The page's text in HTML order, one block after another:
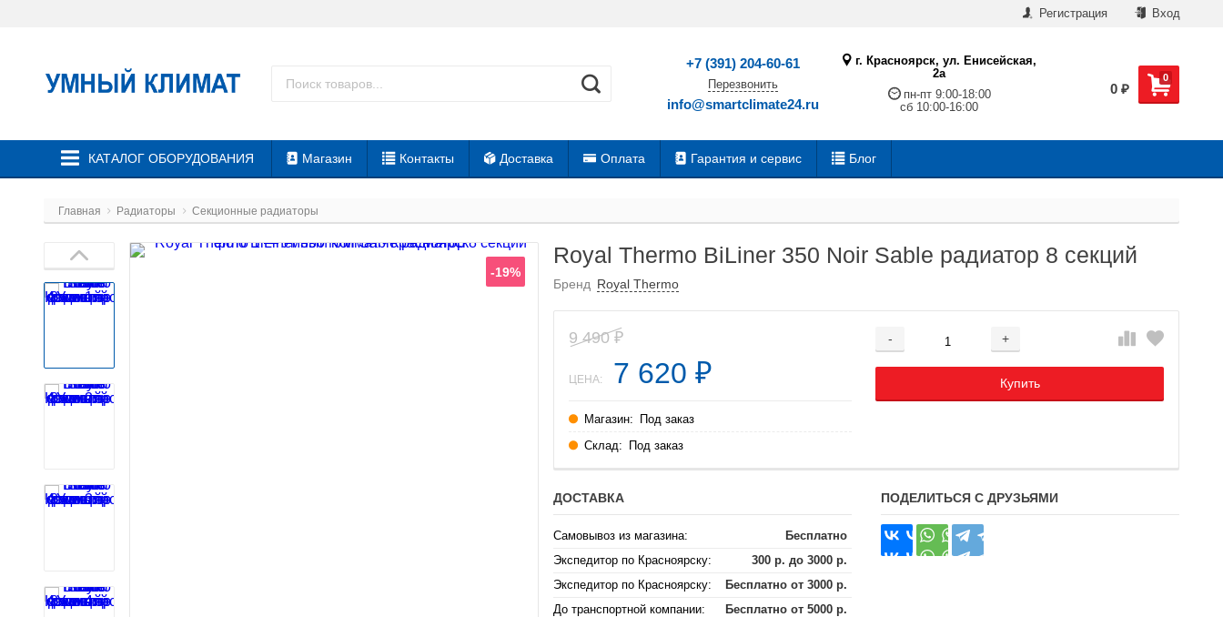
Регистрация Вход
+7 (391) 204-60-61
Перезвонить
info@smartclimate24.ru
г. Красноярск, ул. Енисейская,
2а
пн-пт 9:00-18:00
сб 10:00-16:00
0
0 ₽
КАТАЛОГ ОБОРУДОВАНИЯ Магазин Контакты Доставка Оплата Гарантия и сервис Блог
Главная Радиаторы Секционные радиаторы
-19%
Royal Thermo BiLiner 350 Noir Sable радиатор 8 секций
Бренд Royal Thermo
- +
Добавляется...
Купить
Добавлен
9 490₽
ЦЕНА: 7 620 ₽
Магазин:
Под заказ
Склад:
Под заказ
ДОСТАВКА
Самовывоз из магазина:
Бесплатно
Экспедитор по Красноярску:
300 р. до 3000 р.
Экспедитор по Красноярску:
Бесплатно от 3000 р.
До транспортной компании:
Бесплатно от 5000 р.
ПОДЕЛИТЬСЯ С ДРУЗЬЯМИ